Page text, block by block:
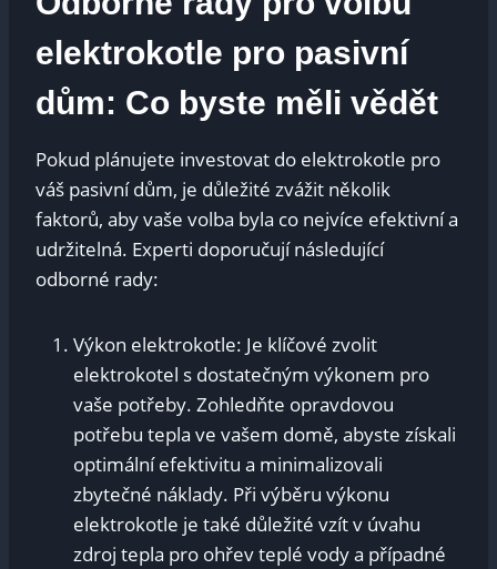
elektrokotle pro pasivní
dům: Co byste měli vědět
Pokud plánujete investovat do elektrokotle pro
váš pasivní dům, je důležité zvážit několik
faktorů, aby vaše volba byla co nejvíce efektivní a
udržitelná. Experti doporučují následující
odborné rady:
Výkon elektrokotle: Je klíčové zvolit
elektrokotel s dostatečným výkonem pro
vaše potřeby. Zohledňte opravdovou
potřebu tepla ve vašem domě, abyste získali
optimální efektivitu a minimalizovali
zbytečné náklady. Při výběru výkonu
elektrokotle je také důležité vzít v úvahu
zdroj tepla pro ohřev teplé vody a případné